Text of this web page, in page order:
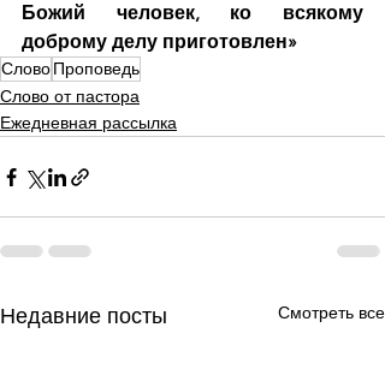
Божий человек, ко всякому
доброму делу приготовлен»
СловоПроповедь
Слово от пастора
Ежедневная рассылка
Недавние посты Смотреть все